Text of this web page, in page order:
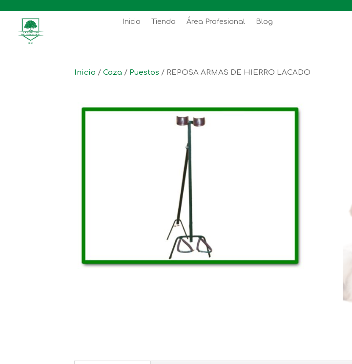
Inicio Tienda Área Profesional Blog
Inicio / Caza / Puestos / REPOSA ARMAS DE HIERRO LACADO